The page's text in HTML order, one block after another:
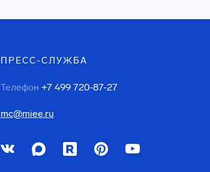
ПРЕСС-СЛУЖБА
Телефон +7 499 720-87-27
mc@miee.ru